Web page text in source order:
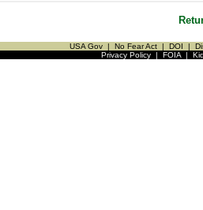
USA Gov | No Fear Act | DOI |
Privacy Policy| FOIA|